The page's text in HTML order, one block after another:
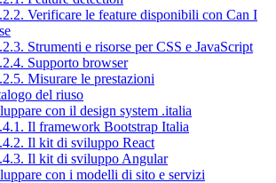
Verificare le feature disponibili con Can I
Strumenti e risorse per CSS e JavaScript
Supporto browser
Misurare le prestazioni
del riuso
con il design system .italia
Il framework Bootstrap Italia
Il kit di sviluppo React
Il kit di sviluppo Angular
con i modelli di sito e servizi